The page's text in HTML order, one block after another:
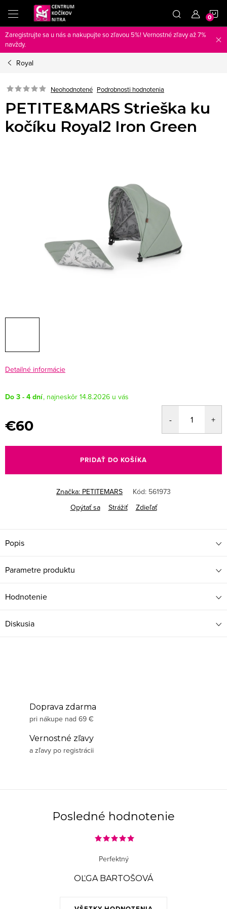
obsah
Zaregistrujte sa u nás a nakupujte so zľavou 5%! Vernostné zľavy až 7%
navždy.
Royal
Neohodnotené Podrobnosti hodnotenia
PETITE&MARS Strieška ku
kočíku Royal2 Iron Green
Detailné informácie
Do 3 - 4 dní 14.8.2026
€60
cena:
PRIDAŤ DO KOŠÍKA
Značka: PETITEMARS Kód: 561973
Opýtať sa
Strážiť Zdieľať
Popis
Parametre produktu
Hodnotenie
Diskusia
Doprava zdarma
pri nákupe nad 69 €
Vernostné zľavy
a zľavy po registrácii
Posledné hodnotenie
Perfektný
OĽGA BARTOŠOVÁ